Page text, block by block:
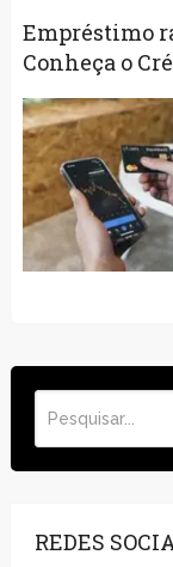
Empréstimo
Conheça o
REDES